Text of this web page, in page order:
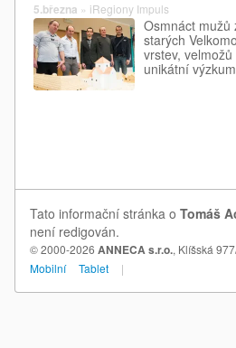
5.března » iRegiony Impuls
Osmnáct mužů
starých
vrstev,
unikátní
Tato informační stránka o Tomáš
není redigován.
© 2000-2026 ANNECA s.r.o., Klíšská
Mobilní
Tablet |